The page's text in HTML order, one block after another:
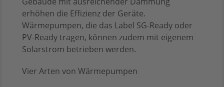
erhöhen die Effizienz der Geräte.
Wärmepumpen, die das Label SG-Ready oder
PV-Ready tragen, können zudem mit eigenem
Solarstrom betrieben werden.
Vier Arten von Wärmepumpen